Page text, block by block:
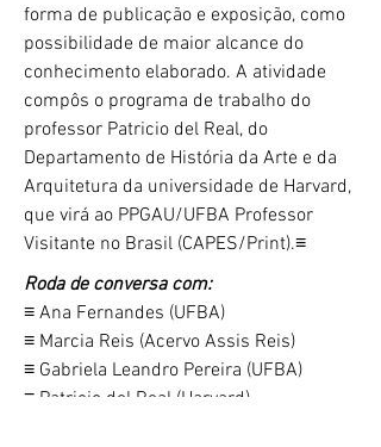
forma de publicação e exposição, como
possibilidade de maior alcance do
conhecimento elaborado. A atividade
compôs o programa de trabalho do
professor Patricio del Real, do
Departamento de História da Arte e da
Arquitetura da universidade de Harvard,
que virá ao PPGAU/UFBA Professor
Visitante no Brasil (CAPES/Print).≡
Roda de conversa com:
​≡ Ana Fernandes (UFBA)
​≡ Marcia Reis (Acervo Assis Reis)
​≡ Gabriela Leandro Pereira (UFBA)
​≡ Patricio del Real (Harvard)